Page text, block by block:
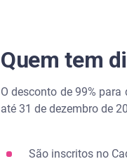
Quem tem direito ao
Quem tem
O desconto de 99%
até 31 de dezembro de
São inscritos no